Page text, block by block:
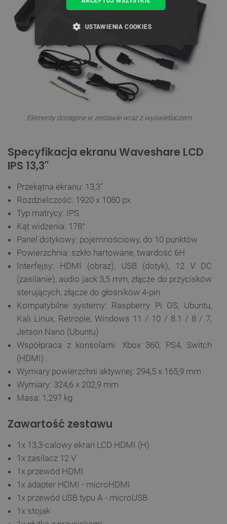
Elementy dostępne w zestawie wraz z wyświetlaczem.
Specyfikacja ekranu Waveshare LCD
IPS 13,3''
Przekątna ekranu: 13,3''
Rozdzielczość: 1920 x 1080 px
Typ matrycy: IPS
Kąt widzenia: 178°
Panel dotykowy: pojemnościowy, do 10 punktów
Powierzchnia: szkło hartowane, twardość 6H
Interfejsy: HDMI (obraz), USB (dotyk), 12 V DC
(zasilanie), audio jack 3,5 mm, złącze do przycisków
sterujących, złącze do głośników 4-pin
Kompatybilne systemy: Raspberry Pi OS, Ubuntu,
Kali Linux, Retropie, Windows 11 / 10 / 8.1 / 8 / 7,
Jetson Nano (Ubuntu)
Współpraca z konsolami: Xbox 360, PS4, Switch
(HDMI)
Wymiary powierzchni aktywnej: 294,5 x 165,9 mm
Wymiary: 324,6 x 202,9 mm
Masa: 1,297 kg
Zawartość zestawu
1x 13,3-calowy ekran LCD HDMI (H)
1x zasilacz 12 V
1x przewód HDMI
1x adapter HDMI - microHDMI
1x przewód USB typu A - microUSB
1x stojak
USTAWIENIA COOKIES
NIEZBĘDNE WYDAJNOŚĆ
TARGETOWANIE
FUNKCJONALNOŚĆ
podstawowych funkcji strony internetowej, takich
Bez niezbędnych plików cookie nie można
prawidłowo korzystać ze strony internetowej.
Nazwa
PrestaShop-[abcdef0123456789]{32} .botland.com.pl
_lb
VISITOR_PRIVACY_METADATA
Polityce prywatności Google